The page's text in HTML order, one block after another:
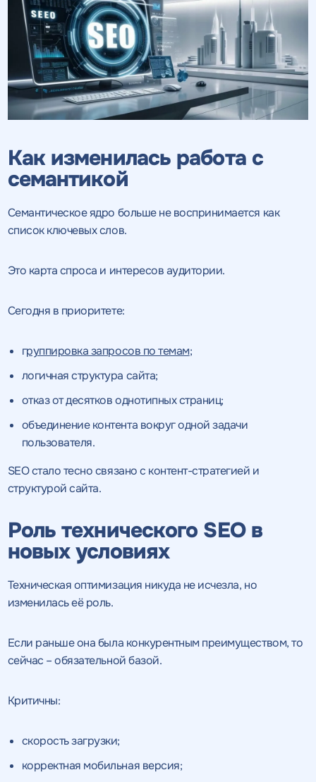
Как изменилась работа с
семантикой
Семантическое ядро больше не воспринимается как
список ключевых слов.
Это карта спроса и интересов аудитории.
Сегодня в приоритете:
группировка запросов по темам;
логичная структура сайта;
отказ от десятков однотипных страниц;
объединение контента вокруг одной задачи
пользователя.
SEO стало тесно связано с контент-стратегией и
структурой сайта.
Роль технического SEO в
новых условиях
Техническая оптимизация никуда не исчезла, но
изменилась её роль.
Если раньше она была конкурентным преимуществом, то
сейчас – обязательной базой.
Критичны:
скорость загрузки;
корректная мобильная версия;